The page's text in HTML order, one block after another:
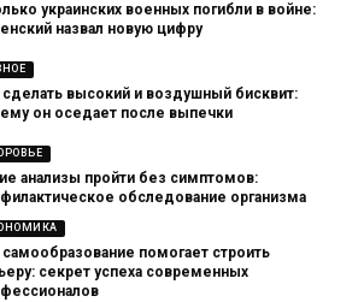
украинских военных погибли в войне:
назвал новую цифру
сделать высокий и воздушный бисквит:
он оседает после выпечки
анализы пройти без симптомов:
обследование организма
самообразование помогает строить
секрет успеха современных